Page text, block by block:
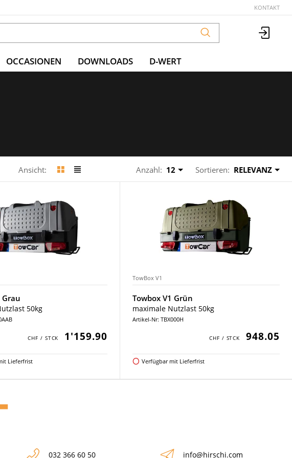
KONTAKT
OCCASIONEN DOWNLOADS D-WERT
Ansicht: Anzahl: 12 Sortieren: RELEVANZ
Grau
50kg
1'159.90
Lieferfrist
TowBox V1
Towbox V1 Grün
maximale Nutzlast 50kg
Artikel-Nr: TBX000H
948.05
Verfügbar mit Lieferfrist
032 366 60 50 info@hirschi.com